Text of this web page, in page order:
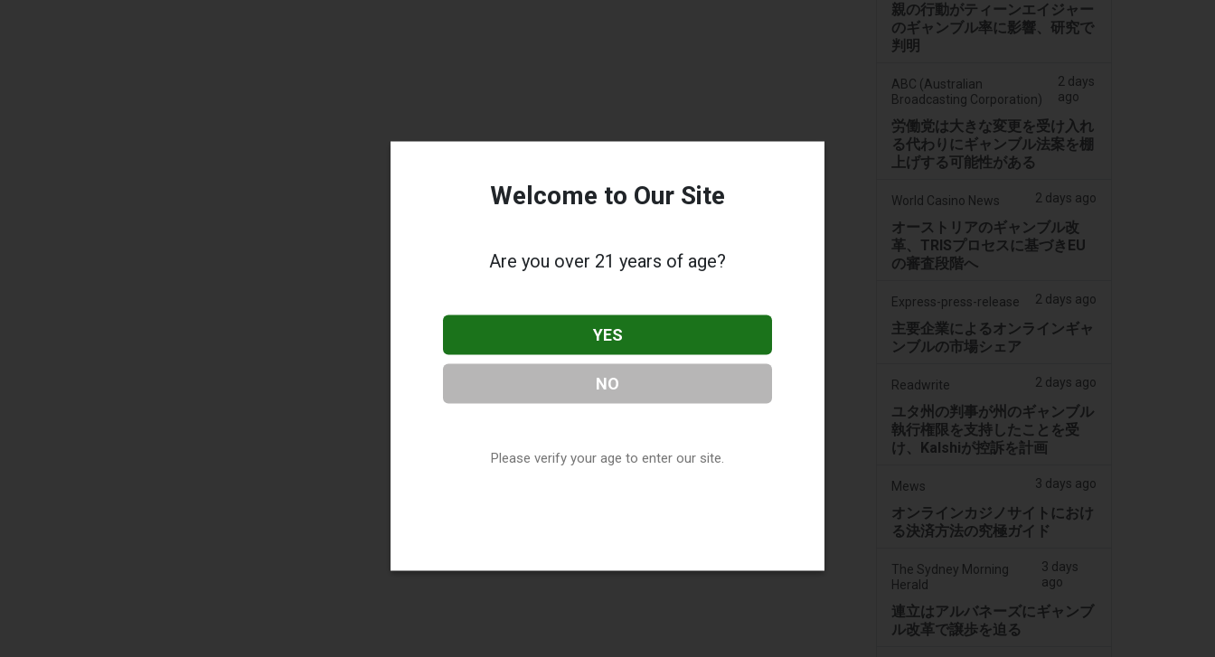
親の行動がティーンエイジャー
のギャンブル率に影響、研究で
判明
ABC (Australian
Broadcasting Corporation)
2 days
ago
労働党は大きな変更を受け入れ
る代わりにギャンブル法案を棚
上げする可能性がある
World Casino News 2 days ago
オーストリアのギャンブル改
革、TRISプロセスに基づきEU
の審査段階へ
Express-press-release 2 days ago
主要企業によるオンラインギャ
ンブルの市場シェア
Readwrite 2 days ago
ユタ州の判事が州のギャンブル
執行権限を支持したことを受
け、Kalshiが控訴を計画
Mews 3 days ago
オンラインカジノサイトにおけ
る決済方法の究極ガイド
The Sydney Morning
Herald
3 days
ago
連立はアルバネーズにギャンブ
ル改革で譲歩を迫る
Welcome to Our Site
Are you over 21 years of age?
YES
NO
Please verify your age to enter our site.